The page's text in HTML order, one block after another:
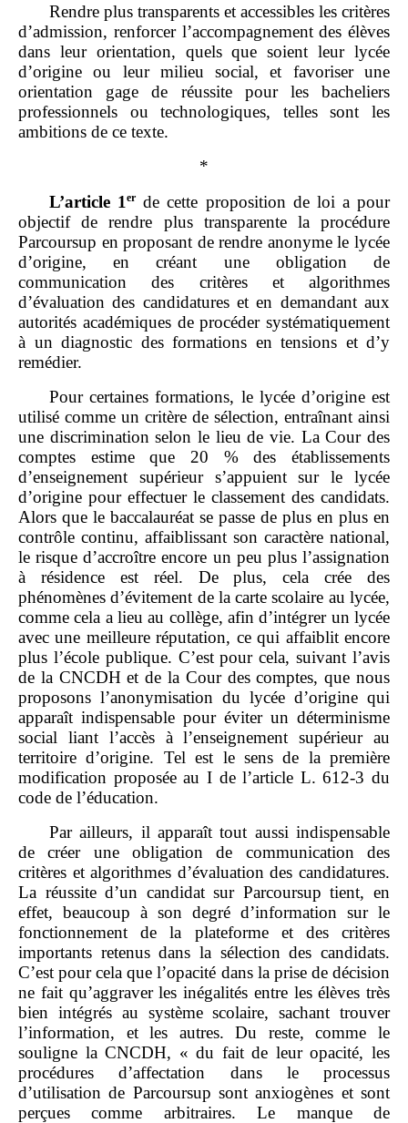
Rendre plus transparents et accessibles les critères
d’admission, renforcer l’accompagnement des élèves
dans leur orientation, quels que soient leur lycée
d’origine ou leur milieu social, et favoriser une
orientation gage de réussite pour les bacheliers
professionnels ou technologiques, telles sont les
ambitions de ce texte.
*
L’article 1er de cette proposition de loi a pour
objectif de rendre plus transparente la procédure
Parcoursup en proposant de rendre anonyme le lycée
d’origine, en créant une obligation de
communication des critères et algorithmes
d’évaluation des candidatures et en demandant aux
autorités académiques de procéder systématiquement
à un diagnostic des formations en tensions et d’y
remédier.
Pour certaines formations, le lycée d’origine est
utilisé comme un critère de sélection, entraînant ainsi
une discrimination selon le lieu de vie. La Cour des
comptes estime que 20 % des établissements
d’enseignement supérieur s’appuient sur le lycée
d’origine pour effectuer le classement des candidats.
Alors que le baccalauréat se passe de plus en plus en
contrôle continu, affaiblissant son caractère national,
le risque d’accroître encore un peu plus l’assignation
à résidence est réel. De plus, cela crée des
phénomènes d’évitement de la carte scolaire au lycée,
comme cela a lieu au collège, afin d’intégrer un lycée
avec une meilleure réputation, ce qui affaiblit encore
plus l’école publique. C’est pour cela, suivant l’avis
de la CNCDH et de la Cour des comptes, que nous
proposons l’anonymisation du lycée d’origine qui
apparaît indispensable pour éviter un déterminisme
social liant l’accès à l’enseignement supérieur au
territoire d’origine. Tel est le sens de la première
modification proposée au I de l’article L. 612‑3 du
code de l’éducation.
Par ailleurs, il apparaît tout aussi indispensable
de créer une obligation de communication des
critères et algorithmes d’évaluation des candidatures.
La réussite d’un candidat sur Parcoursup tient, en
effet, beaucoup à son degré d’information sur le
fonctionnement de la plateforme et des critères
importants retenus dans la sélection des candidats.
C’est pour cela que l’opacité dans la prise de décision
ne fait qu’aggraver les inégalités entre les élèves très
bien intégrés au système scolaire, sachant trouver
l’information, et les autres. Du reste, comme le
souligne la CNCDH, « du fait de leur opacité, les
procédures d’affectation dans le processus
d’utilisation de Parcoursup sont anxiogènes et sont
perçues comme arbitraires. Le manque de